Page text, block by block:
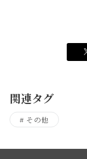
関連タグ
その他